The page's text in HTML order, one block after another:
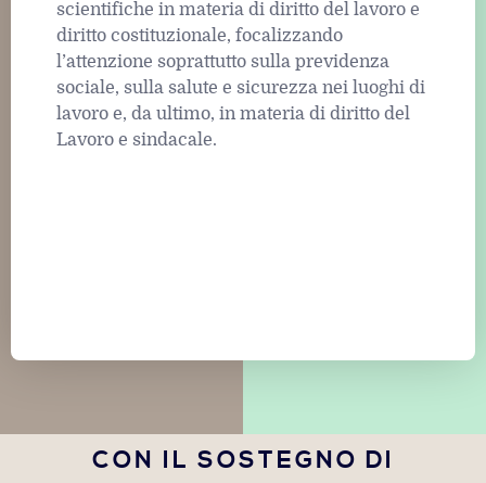
scientifiche in materia di diritto del lavoro e
diritto costituzionale, focalizzando
l’attenzione soprattutto sulla previdenza
sociale, sulla salute e sicurezza nei luoghi di
lavoro e, da ultimo, in materia di diritto del
Lavoro e sindacale.
CON IL SOSTEGNO DI